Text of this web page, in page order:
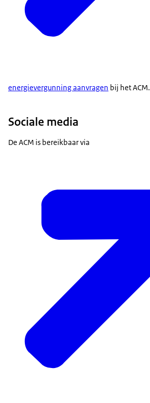
energievergunning aanvragen bij het ACM.
Sociale media
De ACM is bereikbaar via